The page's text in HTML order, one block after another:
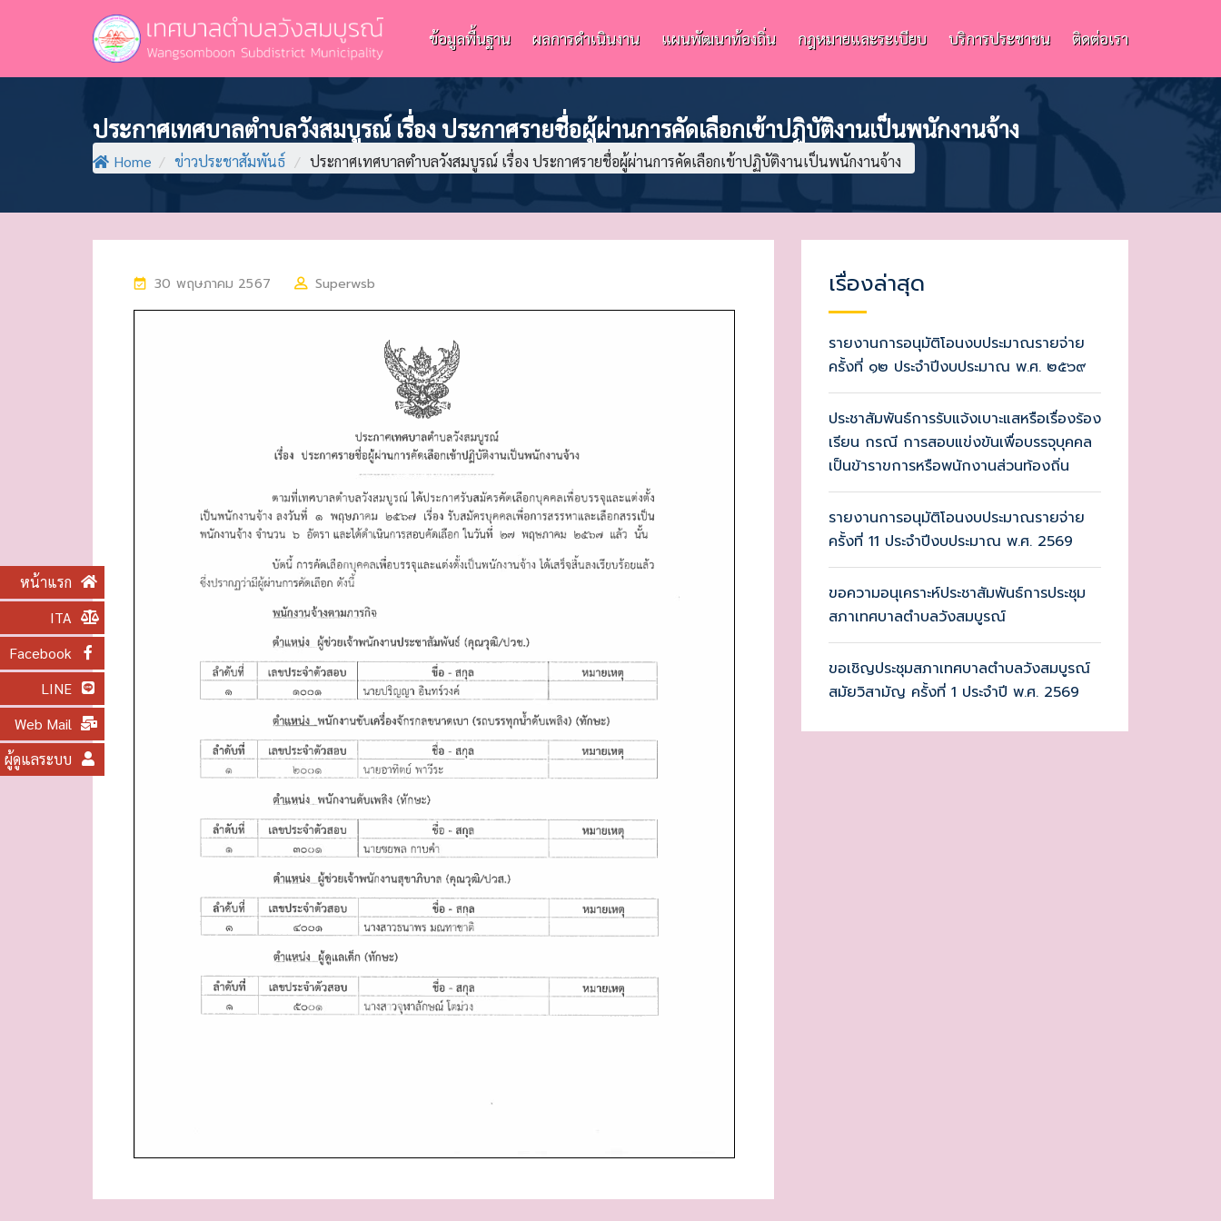
หน้าแรก
ITA
Facebook
LINE
Web Mail
ผู้ดูแลระบบ
ข้อมูลพื้นฐาน ผลการดำเนินงาน แผนพัฒนาท้องถิ่น กฎหมายและระเบียบ บริการประชาชน ติดต่อเรา
ประกาศเทศบาลตำบลวังสมบูรณ์ เรื่อง ประกาศรายชื่อผู้ผ่านการคัดเลือกเข้าปฏิบัติงานเป็นพนักงานจ้าง
Home / ข่าวประชาสัมพันธ์ / ประกาศเทศบาลตำบลวังสมบูรณ์ เรื่อง ประกาศรายชื่อผู้ผ่านการคัดเลือกเข้าปฏิบัติงานเป็นพนักงานจ้าง
P
O
30 พฤษภาคม 2567 Superwsb เรื่องล่าสุด
รายงานการอนุมัติโอนงบประมาณรายจ่าย
ครั้งที่ ๑๒ ประจำปีงบประมาณ พ.ศ. ๒๕๖๙
ประชาสัมพันธ์การรับแจ้งเบาะแสหรือเรื่องร้อง
เรียน กรณี การสอบแข่งขันเพื่อบรรจุบุคคล
เป็นข้าราขการหรือพนักงานส่วนท้องถิ่น
รายงานการอนุมัติโอนงบประมาณรายจ่าย
ครั้งที่ 11 ประจำปีงบประมาณ พ.ศ. 2569
ขอความอนุเคราะห์ประชาสัมพันธ์การประชุม
สภาเทศบาลตำบลวังสมบูรณ์
ขอเชิญประชุมสภาเทศบาลตำบลวังสมบูรณ์
สมัยวิสามัญ ครั้งที่ 1 ประจำปี พ.ศ. 2569